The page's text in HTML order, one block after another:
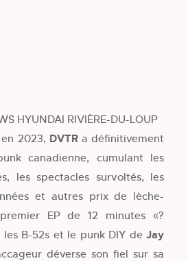
HYUNDAI RIVIÈRE-DU-LOUP
2023, DVTRa définitivement
canadienne, cumulant les
les spectacles survoltés, les
et autres prix de lèche-
EP de 12 minutes «?
les B-52s et le punk DIY de Jay
déverse son fiel sur sa